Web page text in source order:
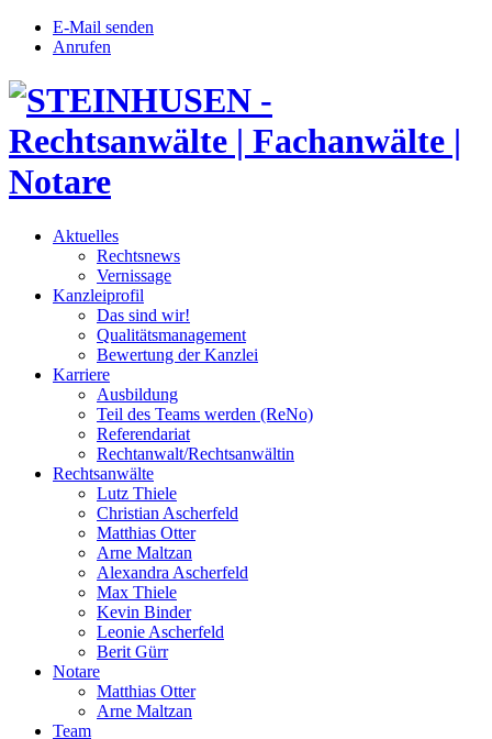
E-Mail senden
Anrufen
Aktuelles
Rechtsnews
Vernissage
Kanzleiprofil
Das sind wir!
Qualitätsmanagement
Bewertung der Kanzlei
Karriere
Ausbildung
Teil des Teams werden (ReNo)
Referendariat
Rechtanwalt/Rechtsanwältin
Rechtsanwälte
Lutz Thiele
Christian Ascherfeld
Matthias Otter
Arne Maltzan
Alexandra Ascherfeld
Max Thiele
Kevin Binder
Leonie Ascherfeld
Berit Gürr
Notare
Matthias Otter
Arne Maltzan
Team